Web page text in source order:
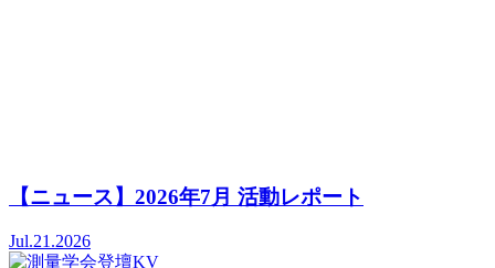
【ニュース】2026年7月 活動レポート
Jul.21.2026